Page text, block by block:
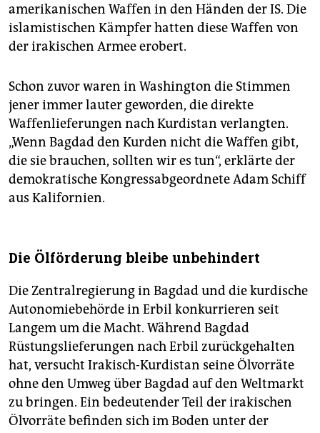
amerikanischen Waffen in den Händen der IS. Die
islamistischen Kämpfer hatten diese Waffen von
der irakischen Armee erobert.
Schon zuvor waren in Washington die Stimmen
jener immer lauter geworden, die direkte
Waffenlieferungen nach Kurdistan verlangten.
„Wenn Bagdad den Kurden nicht die Waffen gibt,
die sie brauchen, sollten wir es tun“, erklärte der
demokratische Kongressabgeordnete Adam Schiff
aus Kalifornien.
Die Ölförderung bleibe unbehindert
Die Zentralregierung in Bagdad und die kurdische
Autonomiebehörde in Erbil konkurrieren seit
Langem um die Macht. Während Bagdad
Rüstungslieferungen nach Erbil zurückgehalten
hat, versucht Irakisch-Kurdistan seine Ölvorräte
ohne den Umweg über Bagdad auf den Weltmarkt
zu bringen. Ein bedeutender Teil der irakischen
Ölvorräte befinden sich im Boden unter der